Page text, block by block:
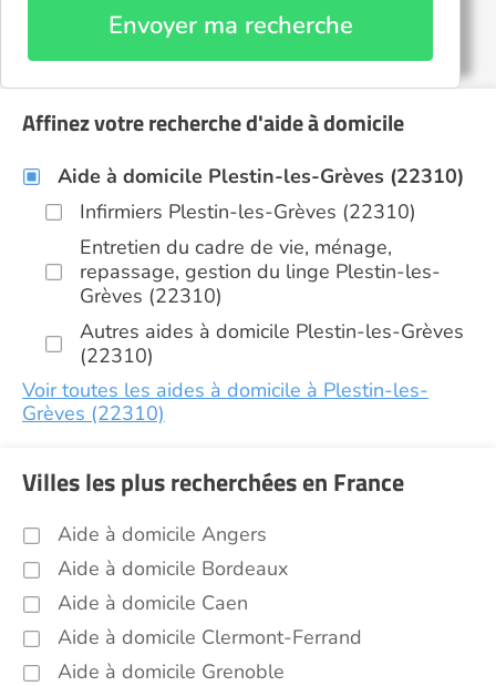
Envoyer ma recherche
Affinez votre recherche d'aide à domicile
Aide à domicile Plestin-les-Grèves (22310)
Infirmiers Plestin-les-Grèves (22310)
Entretien du cadre de vie, ménage,
repassage, gestion du linge Plestin-les-
Grèves (22310)
Autres aides à domicile Plestin-les-Grèves
(22310)
Voir toutes les aides à domicile à Plestin-les-
Grèves (22310)
Villes les plus recherchées en France
Aide à domicile Angers
Aide à domicile Bordeaux
Aide à domicile Caen
Aide à domicile Clermont-Ferrand
Aide à domicile Grenoble